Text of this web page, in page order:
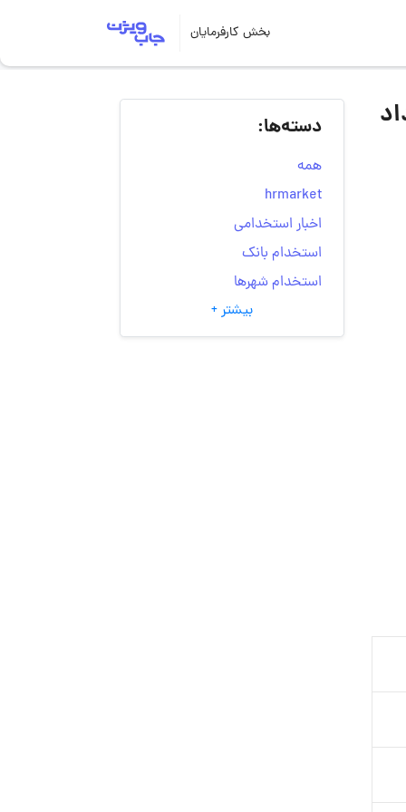
بخش کارفرمایان
قدس نیرو | ۳۰ خرداد دسته‌ها:
همه
hrmarket
اخبار استخدامی
استخدام بانک
استخدام شهرها
انتخاب مسیر شغلی
به‌روزرسانی‌های سایت
بیشتر +